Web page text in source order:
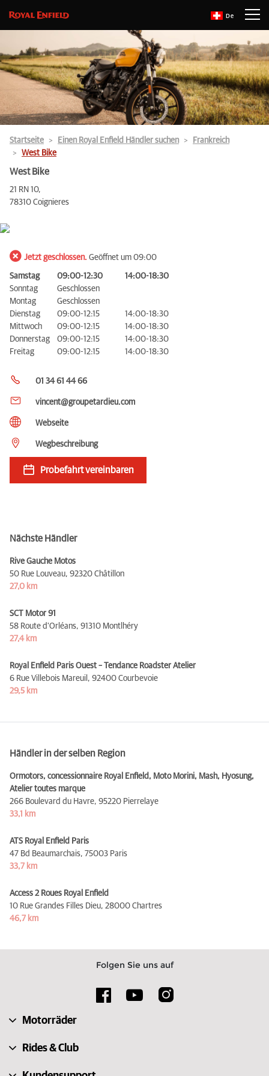
De
Startseite Einen Royal Enfield Händler suchen
Frankreich
West Bike
West Bike
21 RN 10,
78310 Coignieres
Jetzt geschlossen. Geöffnet um 09:00
Samstag 09:00-12:30
14:00-18:30
Sonntag
Geschlossen
Montag
Geschlossen
Dienstag
09:00-12:15
14:00-18:30
Mittwoch
09:00-12:15
14:00-18:30
Donnerstag
09:00-12:15
14:00-18:30
Freitag
09:00-12:15 14:00-18:30
01 34 61 44 66
vincent@groupetardieu.com
Webseite
Wegbeschreibung
Probefahrt vereinbaren
Nächste Händler
Rive Gauche Motos
50 Rue Louveau, 92320 Châtillon
27,0 km
SCT Motor 91
58 Route d'Orléans, 91310 Montlhéry
27,4 km
Royal Enfield Paris Ouest – Tendance Roadster Atelier
6 Rue Villebois Mareuil, 92400 Courbevoie
29,5 km
Händler in der selben Region
Ormotors, concessionnaire Royal Enfield, Moto Morini, Mash, Hyosung,
Atelier toutes marque
266 Boulevard du Havre, 95220 Pierrelaye
33,1 km
ATS Royal Enfield Paris
47 Bd Beaumarchais, 75003 Paris
33,7 km
Access 2 Roues Royal Enfield
10 Rue Grandes Filles Dieu, 28000 Chartres
46,7 km
Folgen Sie uns auf
Motorräder
Rides & Club